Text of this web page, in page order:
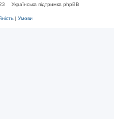
Українська підтримка phpBB
| Умови